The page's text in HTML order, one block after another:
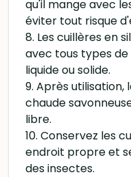
qu'il mange avec
éviter tout risque
8. Les cuillères en
avec tous types
liquide ou solide.
9. Après utilisation,
chaude
libre.
10. Conservez les
endroit propre et
des insectes.